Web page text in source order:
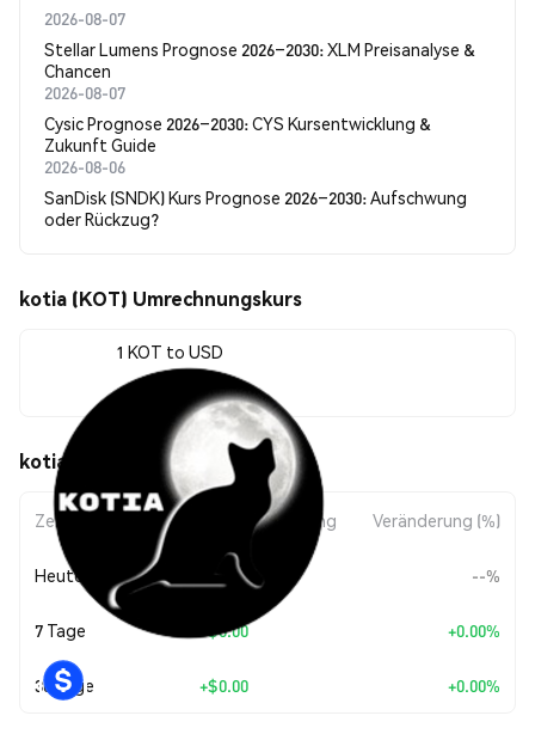
2026-08-07
Stellar Lumens Prognose 2026–2030: XLM Preisanalyse &
Chancen
2026-08-07
Cysic Prognose 2026–2030: CYS Kursentwicklung &
Zukunft Guide
2026-08-06
SanDisk (SNDK) Kurs Prognose 2026–2030: Aufschwung
oder Rückzug?
kotia (KOT) Umrechnungskurs
1 KOT to USD
$0.00017605
kotia (KOT) Kursbewegungen
Zeitraum Betragsänderung Veränderung (%)
Heute --%
7 Tage $0.00 +0.00%
30 Tage +$0.00 +0.00%